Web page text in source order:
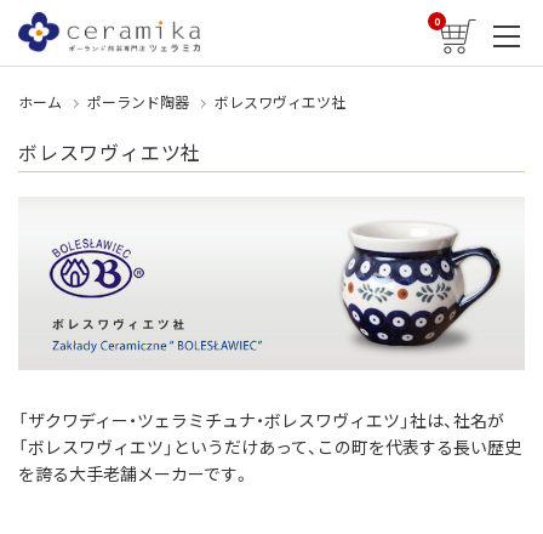
0
ホーム ポーランド陶器 ボレスワヴィエツ社
ボレスワヴィエツ社
「ザクワディー・ツェラミチュナ・ボレスワヴィエツ」社は、社名が
「ボレスワヴィエツ」というだけあって、この町を代表する長い歴史
を誇る大手老舗メーカーです。